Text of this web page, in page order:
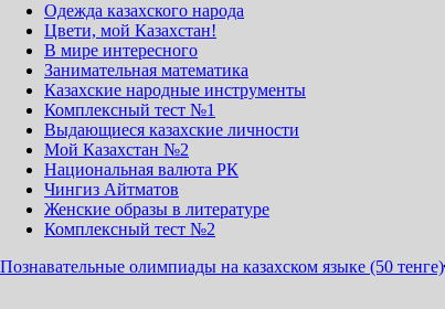
Одежда казахского народа
Цвети, мой Казахстан!
В мире интересного
Занимательная математика
Казахские народные инструменты
Комплексный тест №1
Выдающиеся казахские личности
Мой Казахстан №2
Национальная валюта РК
Чингиз Айтматов
Женские образы в литературе
Комплексный тест №2
Познавательные олимпиады на казахском языке (50 тенге)